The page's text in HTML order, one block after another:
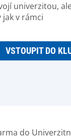
univerzitou,
v rámci
VSTOUPIT DO
do